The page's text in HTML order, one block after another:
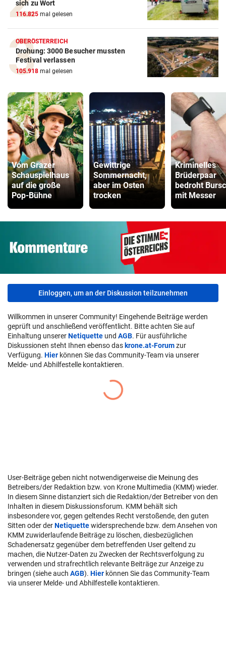
sich zu Wort
116.825 mal gelesen
OBERÖSTERREICH
Drohung: 3000 Besucher mussten
Festival verlassen
105.918 mal gelesen
Vom Grazer
Schauspielhaus
auf die große
Pop-Bühne
Gewittrige
Sommernacht,
aber im Osten
trocken
Kriminelles
Brüderpaar
bedroht
mit Messer
Einloggen, um an der Diskussion teilzunehmen
Willkommen in unserer Community! Eingehende Beiträge werden
geprüft und anschließend veröffentlicht. Bitte achten Sie auf
Einhaltung unsererNetiquette und AGB. Für ausführliche
Diskussionen steht Ihnen ebenso das krone.at-Forumzur
Verfügung. Hier können Sie das Community-Team via unserer
Melde- und Abhilfestelle kontaktieren.
User-Beiträge geben nicht notwendigerweise die Meinung des
Betreibers/der Redaktion bzw. von Krone Multimedia (KMM) wieder.
In diesem Sinne distanziert sich die Redaktion/der Betreiber von den
Inhalten in diesem Diskussionsforum. KMM behält sich
insbesondere vor, gegen geltendes Recht verstoßende, den guten
Sitten oder derNetiquettewidersprechende bzw. dem Ansehen von
KMM zuwiderlaufende Beiträge zu löschen, diesbezüglichen
Schadenersatz gegenüber dem betreffenden User geltend zu
machen, die Nutzer-Daten zu Zwecken der Rechtsverfolgung zu
verwenden und strafrechtlich relevante Beiträge zur Anzeige zu
bringen (siehe auch AGB). Hier können Sie das Community-Team
via unserer Melde- und Abhilfestelle kontaktieren.